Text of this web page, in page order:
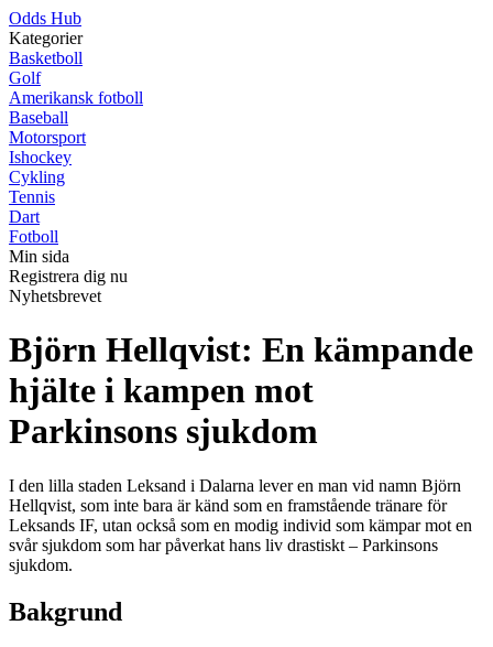
Odds Hub
Kategorier
Basketboll
Golf
Amerikansk fotboll
Baseball
Motorsport
Ishockey
Cykling
Tennis
Dart
Fotboll
Min sida
Registrera dig nu
Nyhetsbrevet
Björn Hellqvist: En kämpande
hjälte i kampen mot
Parkinsons sjukdom
I den lilla staden Leksand i Dalarna lever en man vid namn Björn
Hellqvist, som inte bara är känd som en framstående tränare för
Leksands IF, utan också som en modig individ som kämpar mot en
svår sjukdom som har påverkat hans liv drastiskt – Parkinsons
sjukdom.
Bakgrund